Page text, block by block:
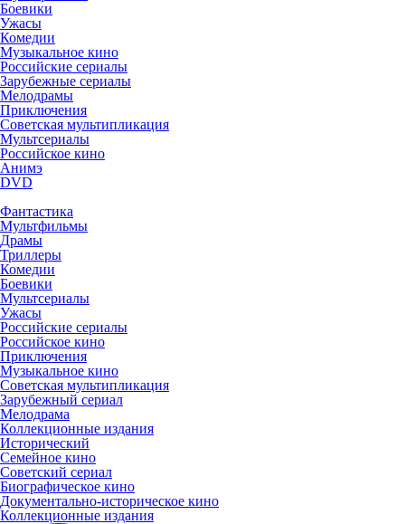
Боевики
Ужасы
Комедии
Музыкальное кино
Российские сериалы
Зарубежные сериалы
Мелодрамы
Приключения
Советская мультипликация
Мультсериалы
Российское кино
Анимэ
DVD
Фантастика
Мультфильмы
Драмы
Триллеры
Комедии
Боевики
Мультсериалы
Ужасы
Российские сериалы
Российское кино
Приключения
Музыкальное кино
Советская мультипликация
Зарубежный сериал
Мелодрама
Коллекционные издания
Исторический
Семейное кино
Советский сериал
Биографическое кино
Документально-историческое кино
Коллекционные издания